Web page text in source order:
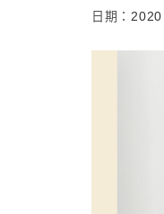
日期：